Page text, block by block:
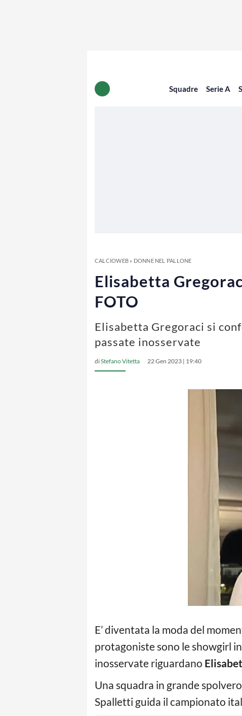
Squadre Serie A
CALCIOWEB» DONNE NEL PALLONE
Elisabetta
FOTO
Elisabetta Gregoraci si
passate inosservate
diStefano Vitetta 22 Gen 2023 | 19:40
E’ diventata la moda del
protagoniste sono le showgirl
inosservate riguardano
Una squadra in grande
Spalletti guida il campionato